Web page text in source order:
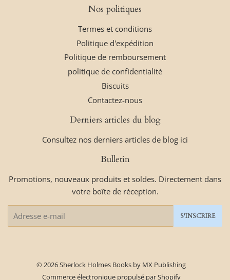
Nos politiques
Termes et conditions
Politique d'expédition
Politique de remboursement
politique de confidentialité
Biscuits
Contactez-nous
Derniers articles du blog
Consultez nos derniers articles de blog ici
Bulletin
Promotions, nouveaux produits et soldes. Directement dans
votre boîte de réception.
mails
S'INSCRIRE
© 2026Sherlock Holmes Books by MX Publishing
Commerce électronique propulsé par Shopify